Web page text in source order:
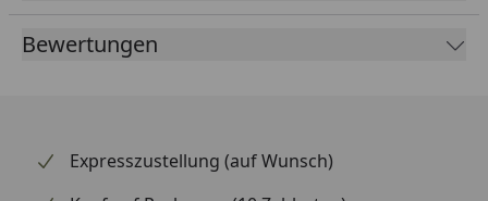
werden, was für zusätzlichen Platz und Bewegung
sorgt. Die robuste Bauweise aus unbehandeltem Holz
Produkttyp: Indoor Gehege - Zielgruppe/Tierart:
Bewertungen
Expresszustellung (auf Wunsch)